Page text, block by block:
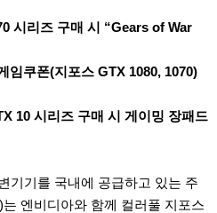
시리즈 구매 시 “Gears of War
임쿠폰(지포스 GTX 1080, 1070)
10 시리즈 구매 시 게이밍 장패드
기기를 국내에 공급하고 있는 주
엔비디아와 함께 컬러풀 지포스